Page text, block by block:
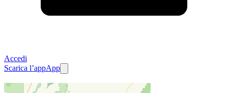
Accedi
Scarica l’appApp